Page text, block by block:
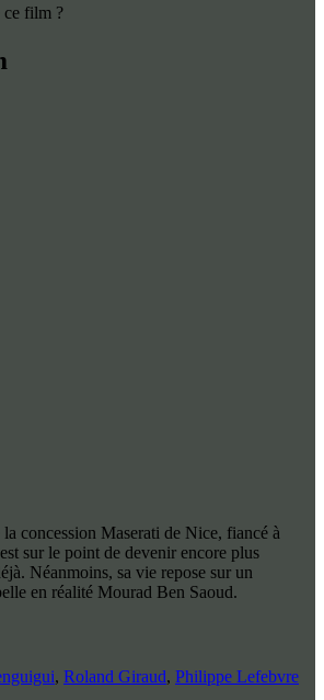
ce film ?
concession Maserati de Nice, fiancé à
sur le point de devenir encore plus
Néanmoins, sa vie repose sur un
en réalité Mourad Ben Saoud.
, Roland Giraud, Philippe Lefebvre